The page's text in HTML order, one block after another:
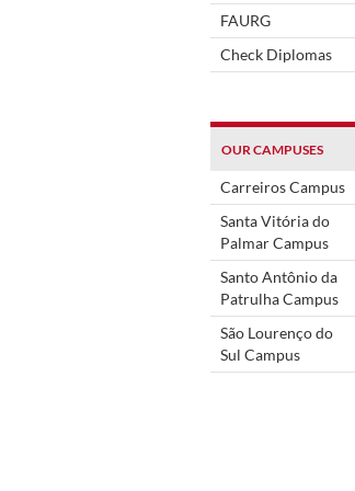
FAURG
Check Diplomas
OUR CAMPUSES
Carreiros Campus
Santa Vitória do
Palmar Campus
Santo Antônio da
Patrulha Campus
São Lourenço do
Sul Campus